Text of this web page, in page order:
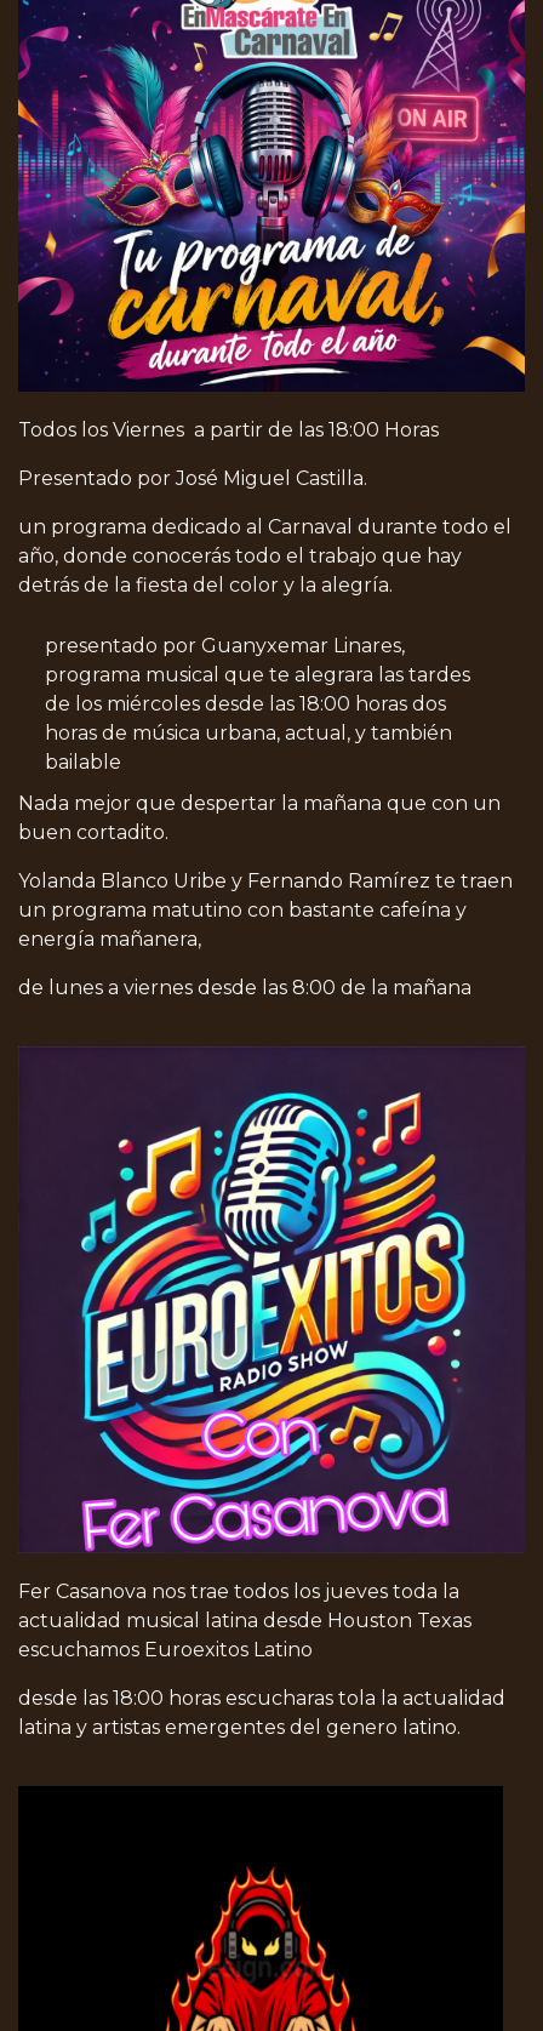
Todos los Viernes a partir de las 18:00 Horas
Presentado por José Miguel Castilla.
un programa dedicado al Carnaval durante todo el
año, donde conocerás todo el trabajo que hay
detrás de la fiesta del color y la alegría.
presentado por Guanyxemar Linares,
programa musical que te alegrara las tardes
de los miércoles desde las 18:00 horas dos
horas de música urbana, actual, y también
bailable
Nada mejor que despertar la mañana que con un
buen cortadito.
Yolanda Blanco Uribe y Fernando Ramírez te traen
un programa matutino con bastante cafeína y
energía mañanera,
de lunes a viernes desde las 8:00 de la mañana
Fer Casanova nos trae todos los jueves toda la
actualidad musical latina desde Houston Texas
escuchamos Euroexitos Latino
desde las 18:00 horas escucharas tola la actualidad
latina y artistas emergentes del genero latino.